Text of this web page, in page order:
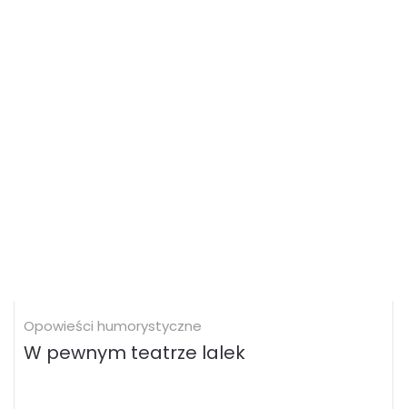
Opowieści humorystyczne
W pewnym teatrze lalek